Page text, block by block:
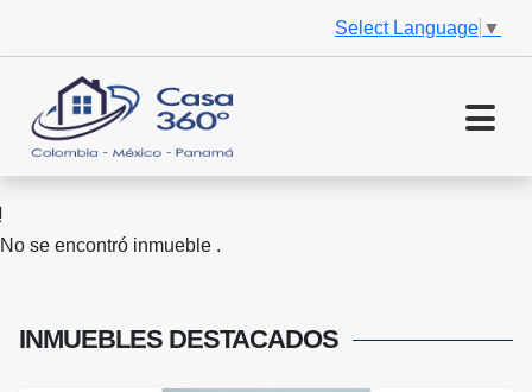
Select Language ▼
No se encontró inmueble .
INMUEBLES DESTACADOS